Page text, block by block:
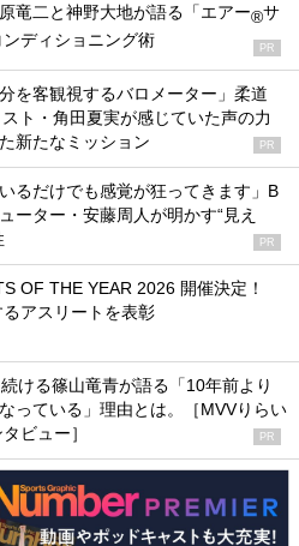
竜二と神野大地が語る「エアー®サ
ンディショニング術 PR
を客観視するバロメーター」柔道
ト・角田夏実が感じていた声の力
新たなミッション
PR
るだけでも感覚が狂ってきます」B
ーター・安藤周人が明かす“見え
PR
OF THE YEAR 2026 開催決定！
アスリートを表彰
ける篠山竜青が語る「10年前より
っている」理由とは。［MVVりらい
ビュー］
PR